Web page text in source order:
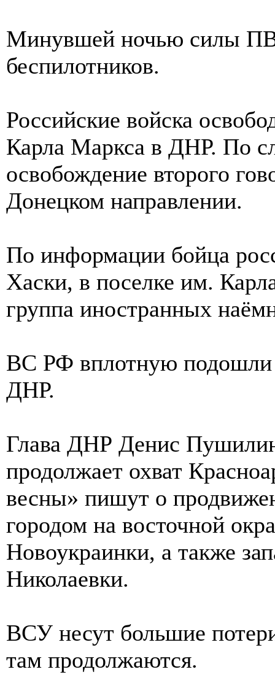
Минувшей ночью силы
беспилотников.
Российские войска
Карла Маркса в ДНР. По
освобождение второго
Донецком направлении.
По информации бойца
Хаски, в поселке им.
группа иностранных
ВС РФ вплотную подошли
ДНР.
Глава ДНР Денис
продолжает охват
весны» пишут о
городом на восточной
Новоукраинки, а также
Николаевки.
ВСУ несут большие
там продолжаются.